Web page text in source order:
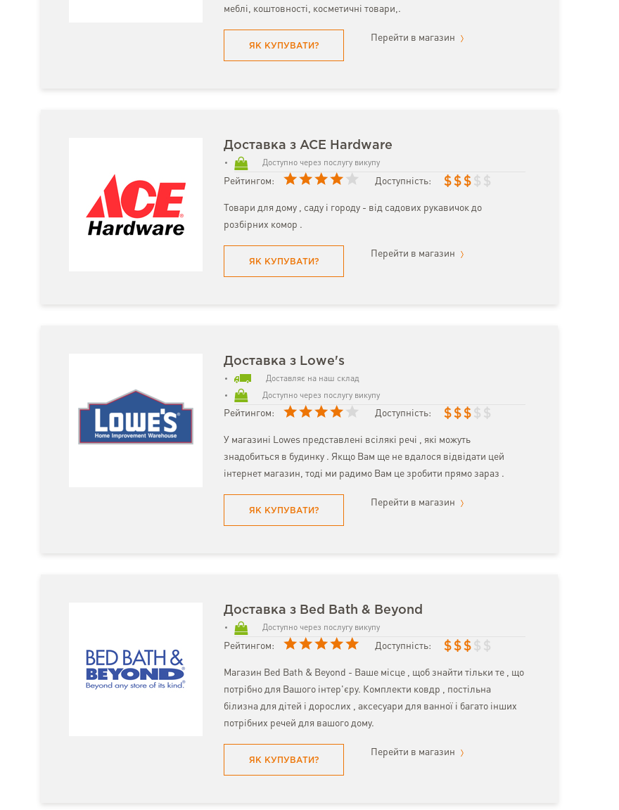
меблі, коштовності, косметичні товари,.
ЯК КУПУВАТИ?
Перейти в магазин
Доставка з ACE Hardware
Доступно через послугу викупу
Рейтингом: Доступність: $ $ $ $ $
Товари для дому , саду і городу - від садових рукавичок до
розбірних комор .
ЯК КУПУВАТИ?
Перейти в магазин
Доставка з Lowe's
Доставляє на наш склад
Доступно через послугу викупу
Рейтингом: Доступність: $ $ $ $ $
У магазині Lowes представлені всілякі речі , які можуть
знадобиться в будинку . Якщо Вам ще не вдалося відвідати цей
інтернет магазин, тоді ми радимо Вам це зробити прямо зараз .
ЯК КУПУВАТИ?
Перейти в магазин
Доставка з Bed Bath & Beyond
Доступно через послугу викупу
Рейтингом: Доступність: $ $ $ $ $
Магазин Bed Bath & Beyond - Ваше місце , щоб знайти тільки те , що
потрібно для Вашого інтер'єру. Комплекти ковдр , постільна
білизна для дітей і дорослих , аксесуари для ванної і багато інших
потрібних речей для вашого дому.
ЯК КУПУВАТИ?
Перейти в магазин